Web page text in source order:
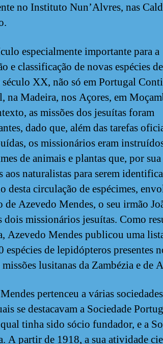
no Instituto Nun’Alvres, nas
especialmente importante para a
e classificação de novas espécies
XX, não só em Portugal
na Madeira, nos Açores, em
as missões dos jesuítas foram
dado que, além das tarefas
os missionários eram
de animais e plantas que, por
aos naturalistas para serem
desta circulação de espécimes,
de Azevedo Mendes, o seu irmão
missionários jesuítas. Como
Azevedo Mendes publicou uma
espécies de lepidópteros presentes
lusitanas da Zambézia e de
pertenceu a várias sociedades
se destacavam a Sociedade
tinha sido sócio fundador, e a
A partir de 1918, a sua atividade